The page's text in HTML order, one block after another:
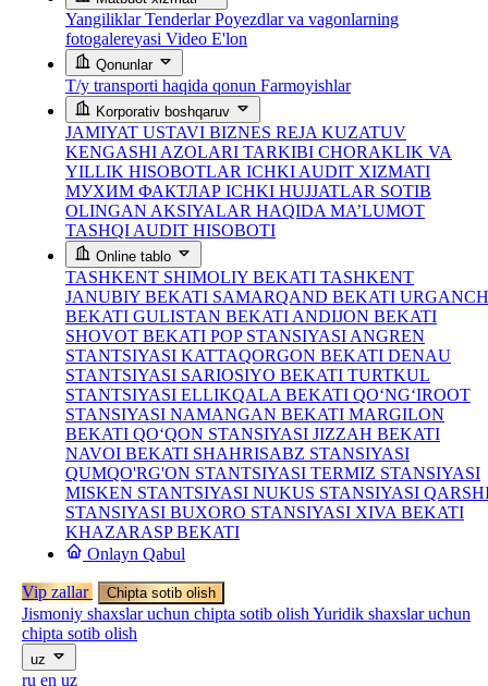
YangiliklarTenderlarPoyezdlar va vagonlarning
fotogalereyasi Video E'lon
Qonunlar
T/y transporti haqida qonun Farmoyishlar
Korporativ boshqaruv
JAMIYAT USTAVI BIZNES REJA KUZATUV
KENGASHI AZOLARI TARKIBI CHORAKLIK VA
YILLIK HISOBOTLAR ICHKI AUDIT XIZMATI
МУХИМ ФАКТЛАР ICHKI HUJJATLAR SOTIB
OLINGAN AKSIYALAR HAQIDA MA’LUMOT
TASHQI AUDIT HISOBOTI
Online tablo
TASHKENT SHIMOLIY BEKATI TASHKENT
JANUBIY BEKATI SAMARQAND BEKATI URGANCH
BEKATI GULISTAN BEKATI ANDIJON BEKATI
SHOVOT BEKATI POP STANSIYASI ANGREN
STANTSIYASI KATTAQORGON BEKATI DENAU
STANTSIYASI SARIOSIYO BEKATI TURTKUL
STANTSIYASI ELLIKQALA BEKATI QO‘NG‘IROOT
STANSIYASI NAMANGAN BEKATI MARGILON
BEKATI QO‘QON STANSIYASI JIZZAH BEKATI
NAVOI BEKATI SHAHRISABZ STANSIYASI
QUMQO'RG'ON STANTSIYASI TERMIZ STANSIYASI
MISKEN STANTSIYASI NUKUS STANSIYASI
STANSIYASI BUXORO STANSIYASI XIVA BEKATI
KHAZARASP BEKATI
Onlayn Qabul
Vip zallar Chipta sotib olish
Jismoniy shaxslar uchun chipta sotib olish Yuridik shaxslar uchun
chipta sotib olish
uz
ru en uz